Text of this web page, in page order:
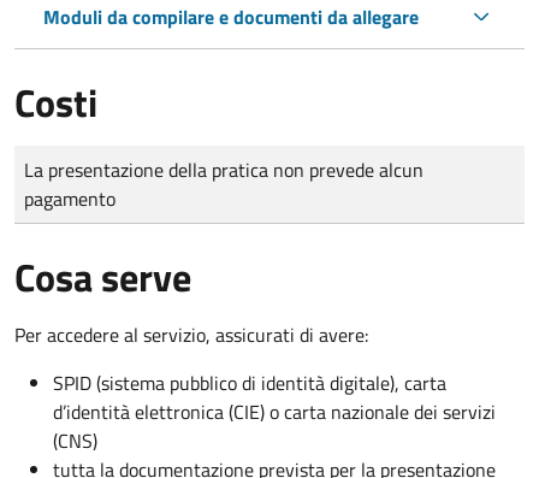
Moduli da compilare e documenti da allegare
Costi
Tipo di pagamento
Importo
La presentazione della pratica non prevede alcun
pagamento
Cosa serve
Per accedere al servizio, assicurati di avere:
SPID (sistema pubblico di identità digitale), carta
d’identità elettronica (CIE) o carta nazionale dei servizi
(CNS)
tutta la documentazione prevista per la presentazione